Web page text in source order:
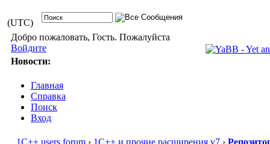
(UTC)
Добро пожаловать, Гость. Пожалуйста
Войдите
Новости:
Главная
Справка
Поиск
Вход
1С++ users forum › 1С++ и прочие расширения v7 ›